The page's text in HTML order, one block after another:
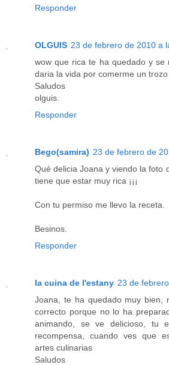
Responder
OLGUIS 23 de febrero de 2010 a
wow que rica te ha quedado y se
daria la vida por comerme un trozo
Saludos
olguis.
Responder
Bego(samira) 23 de febrero de
Qué delicia Joana y viendo la foto
tiene que estar muy rica ¡¡¡
Con tu permiso me llevo la receta.
Besinos.
Responder
la cuina de l'estany 23 de
Joana, te ha quedado muy bien,
correcto porque no lo ha
animando, se ve delicioso, tu
recompensa, cuando ves que
artes culinarias
Saludos